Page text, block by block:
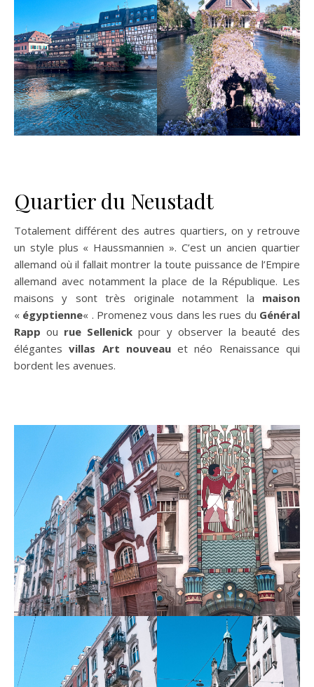
Quartier du Neustadt
Totalement différent des autres quartiers, on y retrouve
un style plus « Haussmannien ». C’est un ancien quartier
allemand où il fallait montrer la toute puissance de l’Empire
allemand avec notamment la place de la République. Les
maisons y sont très originale notamment la maison
« égyptienne« . Promenez vous dans les rues du Général
Rapp ou rue Sellenick pour y observer la beauté des
élégantesvillas Art nouveauet néo Renaissance qui
bordent les avenues.